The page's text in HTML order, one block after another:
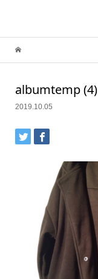
albumtemp (4)
2019.10.05